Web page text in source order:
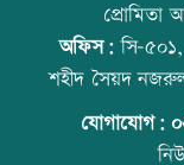
প্রোমিতা
অফিস:সি-৫০১,
শহীদ সৈয়দ
যোগাযোগ: